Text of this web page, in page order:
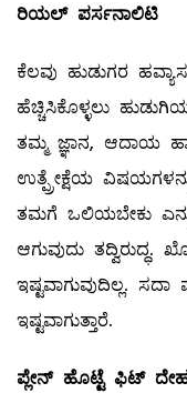
ರಿಯಲ್ ಪರ್ಸನಾಲಿಟಿ
ಕೆಲವು ಹುಡುಗರ
ಹೆಚ್ಚಿಸಿಕೊಳ್ಳಲು
ತಮ್ಮ ಜ್ಞಾನ, ಆದಾಯ
ಉತ್ಪ್ರೇಕ್ಷೆಯ
ತಮಗೆ ಒಲಿಯಬೇಕು
ಆಗುವುದು ತದ್ವಿರುದ್ಧ.
ಇಷ್ಟವಾಗುವುದಿಲ್ಲ.
ಇಷ್ಟವಾಗುತ್ತಾರೆ.
‌ಪ್ಲೇನ್‌ ಹೊಟ್ಟೆ ಫಿಟ್‌